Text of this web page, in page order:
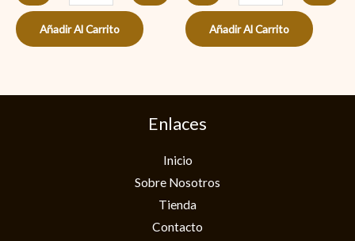
Añadir Al Carrito Añadir Al Carrito
Enlaces
Inicio
Sobre Nosotros
Tienda
Contacto